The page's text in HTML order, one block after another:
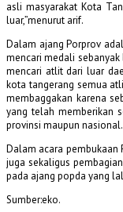
asli masyarakat Kota
luar,”menurut arif.
Dalam ajang Porprov
mencari medali
mencari atlit dari luar
kota tangerang semua
membaggakan karena
yang telah memberikan
provinsi maupun nasional.
Dalam acara pembukaan
juga sekaligus
pada ajang popda yang
Sumber:eko.